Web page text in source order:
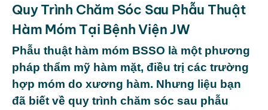
Quy Trình Chăm Sóc Sau Phẫu Thuật
Hàm Móm Tại Bệnh Viện JW
Phẫu thuật hàm móm BSSO là một phương
pháp thẩm mỹ hàm mặt, điều trị các trường
hợp móm do xương hàm. Nhưng liệu bạn
đã biết về quy trình chăm sóc sau phẫu